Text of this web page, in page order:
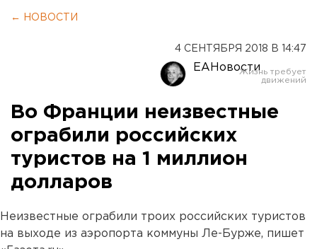
← НОВОСТИ
4 СЕНТЯБРЯ 2018 В 14:47
ЕАНовости
Во Франции неизвестные
ограбили российских
туристов на 1 миллион
долларов
Неизвестные ограбили троих российских туристов
на выходе из аэропорта коммуны Ле-Бурже, пишет